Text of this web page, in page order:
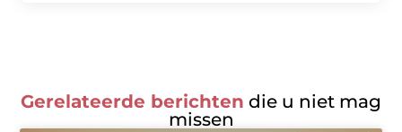
Gerelateerde berichten die u niet mag
missen